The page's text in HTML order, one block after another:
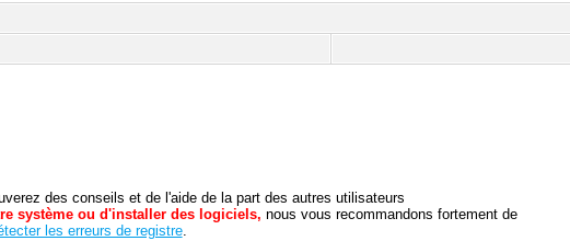
des conseils et de l'aide de la part des autres utilisateurs
système ou d'installer des logiciels, nous vous recommandons fortement de
les erreurs de registre.